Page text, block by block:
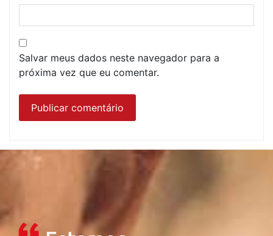
Salvar meus dados neste navegador para a
próxima vez que eu comentar.